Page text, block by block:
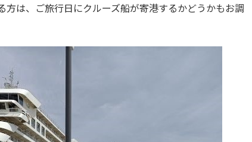
は、ご旅行日にクルーズ船が寄港するかどうかもお調